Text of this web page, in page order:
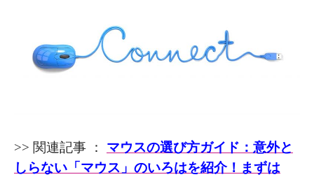
>> 関連記事 ： マウスの選び方ガイド：意外と
しらない「マウス」のいろはを紹介！まずは